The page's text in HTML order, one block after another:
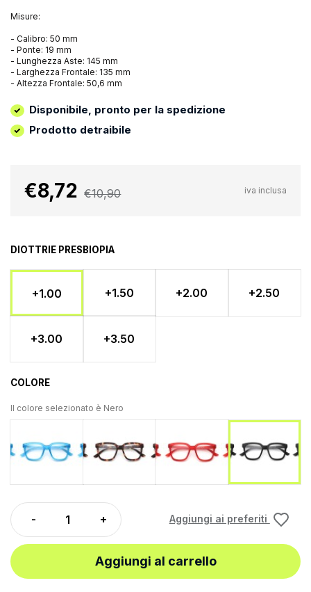
Misure:
- Calibro: 50 mm
- Ponte: 19 mm
- Lunghezza Aste: 145 mm
- Larghezza Frontale: 135 mm
- Altezza Frontale: 50,6 mm
Disponibile, pronto per la spedizione
Prodotto detraibile
€8,72 €10,90 iva inclusa
DIOTTRIE PRESBIOPIA
+1.00 +1.50 +2.00 +2.50
+3.00 +3.50
COLORE
Il colore selezionato è Nero
Aggiungi ai preferiti
Aggiungi al carrello